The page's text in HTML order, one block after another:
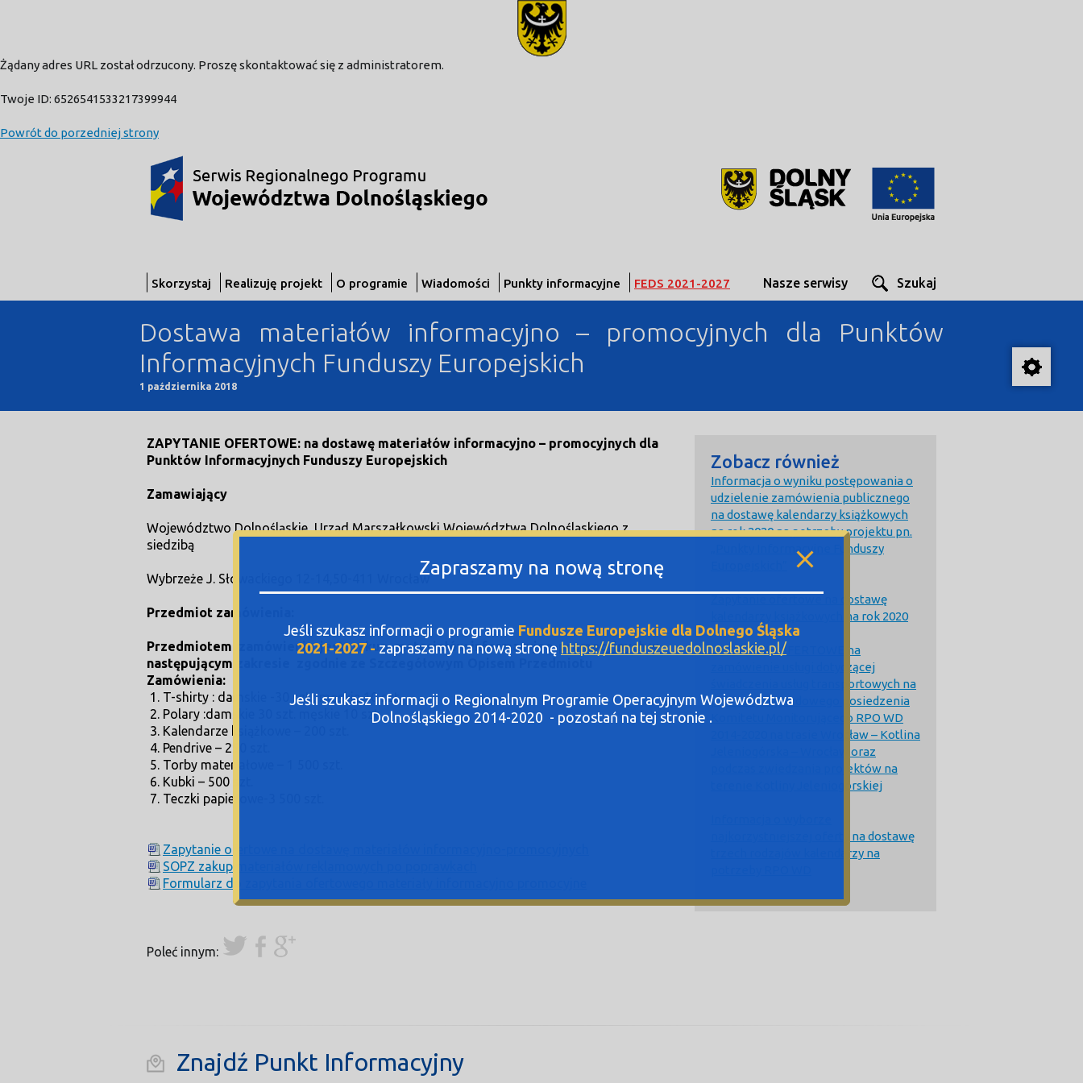
Żądany adres URL został odrzucony. Proszę skontaktować się z administratorem.
Twoje ID: 6526541533217399944
Powrót do porzedniej strony
Skorzystaj Realizuję projekt O programie Wiadomości Punkty informacyjne FEDS 2021-2027 Szukaj
Nasze serwisy
Dostawa materiałów informacyjno – promocyjnych dla Punktów
Informacyjnych Funduszy Europejskich
1 października 2018
ZAPYTANIE OFERTOWE: na dostawę materiałów informacyjno – promocyjnych dla
Punktów Informacyjnych Funduszy Europejskich
Zamawiający
Województwo Dolnośląskie, Urząd Marszałkowski Województwa Dolnośląskiego z
siedzibą
Wybrzeże J. Słowackiego 12-14,50-411 Wrocław
Przedmiot zamówienia:
Przedmiotem zamówienia jest zakup materiałów informacyjno-promocyjnych w
następującym zakresie zgodnie ze Szczegółowym Opisem Przedmiotu
Zamówienia:
T-shirty : damskie -30 szt.; męskie 10 szt.
Polary :damskie 30 szt. męskie 10 szt.
Kalendarze książkowe – 200 szt.
Pendrive – 250 szt.
Torby materiałowe – 1 500 szt.
Kubki – 500 szt.
Teczki papierowe-3 500 szt.
Zapytanie ofertowe na dostawę materiałów informacyjno-promocyjnych
SOPZ zakup materiałów reklamowych po poprawkach
Formularz do zapytania ofertowego materiały informacyjno promocyjne
Zobacz również
Informacja o wyniku postępowania o
udzielenie zamówienia publicznego
na dostawę kalendarzy książkowych
na rok 2020 na potrzeby projektu pn.
„Punkty Informacyjne Funduszy
Zapytanie ofertowe na dostawę
kalendarzy książkowych na rok 2020
ZAPYTANIE OFERTOWE na
zamówienie usługi dotyczącej
świadczenia usług transportowych na
potrzeby wyjazdowego posiedzenia
Komitetu Monitorującego RPO WD
2014-2020 na trasie Wrocław – Kotlina
Jeleniogórska – Wrocław oraz
podczas zwiedzania projektów na
terenie Kotliny Jeleniogórskiej
najkorzystniejszej oferty na dostawę
trzech rodzajów kalendarzy na
Poleć innym:
Znajdź Punkt Informacyjny
modal-check
Zapraszamy na nową stronę
Jeśli szukasz informacji o programie Fundusze Europejskie dla Dolnego Śląska
2021-2027 - zapraszamy na nową stronę https://funduszeuedolnoslaskie.pl/
Jeśli szukasz informacji o Regionalnym Programie Operacyjnym Województwa
Dolnośląskiego 2014-2020 - pozostań na tej stronie .